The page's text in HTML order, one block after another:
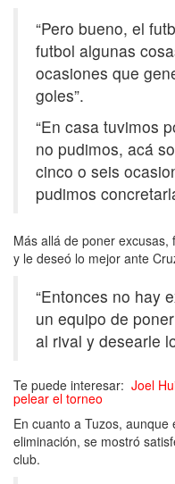
“Pero bueno, el
futbol algunas
ocasiones que
goles”.
“En casa tuvimos
no pudimos, acá
cinco o seis
pudimos
Más allá de poner
y le deseó lo mejor ante
“Entonces no hay
un equipo de
al rival y desearle
Te puede interesar: Joel
pelear el torneo
En cuanto a Tuzos,
eliminación, se mostró
club.